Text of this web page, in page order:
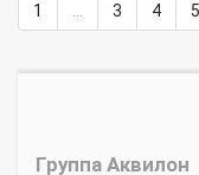
1 ... 3 4 5
Группа Аквилон